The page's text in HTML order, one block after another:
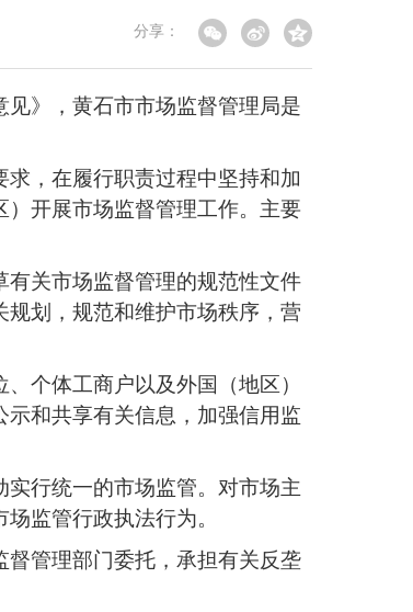
分享：
》， 黄石市市场监督管理局是
，在履行职责过程中坚持和加
开展市场监督管理工作。主要
有关市场监督管理的规范性文件
划，规范和维护市场秩序，营
个体工商户以及外国（地区）
和共享有关信息，加强信用监
实行统一的市场监管。对市场主
监管行政执法行为。
督管理部门委托，承担有关反垄